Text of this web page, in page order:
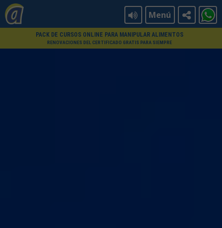
Menú
PACK DE CURSOS ONLINE PARA MANIPULAR ALIMENTOS
RENOVACIONES DEL CERTIFICADO GRATIS PARA SIEMPRE